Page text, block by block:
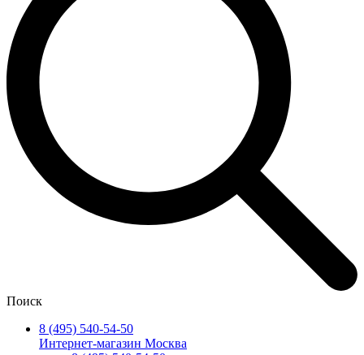
Поиск
8 (495) 540-54-50
Интернет-магазин Москва